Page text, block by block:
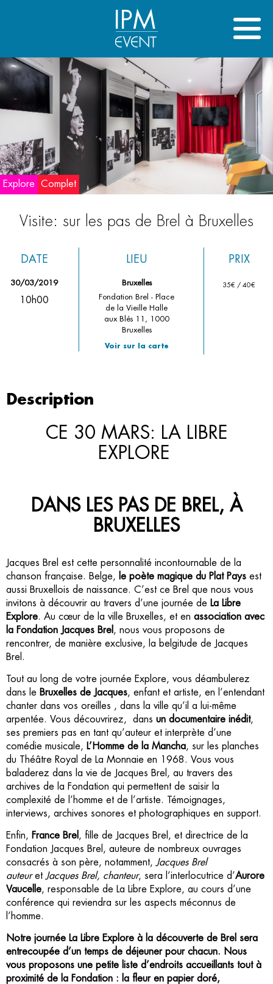
IPM
Explore Complet
Visite: sur les pas de Brel à Bruxelles
DATE
30/03/2019
10h00
LIEU
Bruxelles
Fondation Brel - Place
de la Vieille Halle
aux Blés 11, 1000
Bruxelles
Voir sur la carte
PRIX
35€ / 40€
Description
CE 30 MARS: LA LIBRE
EXPLORE
DANS LES PAS DE BREL, À
BRUXELLES
Jacques Brel est cette personnalité incontournable de la
chanson française. Belge, le poète magique du Plat Pays est
aussi Bruxellois de naissance. C’est ce Brel que nous vous
invitons à découvrir au travers d’une journée de La Libre
Explore. Au cœur de la ville Bruxelles, et en association avec
la Fondation Jacques Brel , nous vous proposons de
rencontrer, de manière exclusive, la belgitude de Jacques
Brel.
Tout au long de votre journée Explore, vous déambulerez
dans le Bruxelles de Jacques, enfant et artiste, en l’entendant
chanter dans vos oreilles , dans la ville qu’il a lui-même
arpentée. Vous découvrirez, dans un documentaire inédit,
ses premiers pas en tant qu’auteur et interprète d’une
comédie musicale, L’Homme de la Mancha, sur les planches
du Théâtre Royal de La Monnaie en 1968. Vous vous
baladerez dans la vie de Jacques Brel, au travers des
archives de la Fondation qui permettent de saisir la
complexité de l’homme et de l’artiste. Témoignages,
interviews, archives sonores et photographiques en support.
Enfin, France Brel , fille de Jacques Brel, et directrice de la
Fondation Jacques Brel, auteure de nombreux ouvrages
consacrés à son père, notamment, Jacques Brel
auteuret Jacques Brel, chanteur, sera l’interlocutrice d’Aurore
Vaucelle, responsable de La Libre Explore, au cours d’une
conférence qui reviendra sur les aspects méconnus de
l’homme.
Notre journée La Libre Explore à la découverte de Brel sera
entrecoupée d’un temps de déjeuner pour chacun. Nous
vous proposons une petite liste d’endroits accueillants tout à
proximité de la Fondation : la fleur en papier doré,